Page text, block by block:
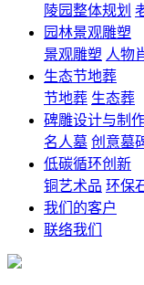
陵园整体规划
园林景观雕塑
景观雕塑 人物
生态节地葬
节地葬 生态葬
碑雕设计与制
名人墓 创意墓
低碳循环创新
铜艺术品 环保
我们的客户
联络我们